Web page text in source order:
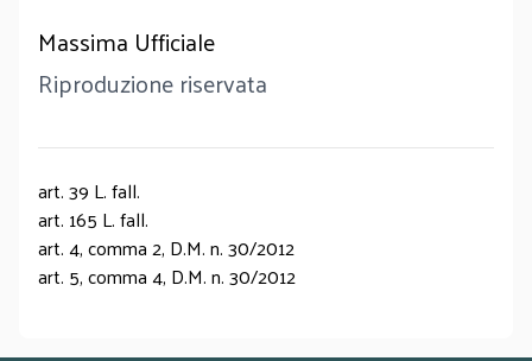
Massima Ufficiale
Riproduzione riservata
art. 39 L. fall.
art. 165 L. fall.
art. 4, comma 2, D.M. n. 30/2012
art. 5, comma 4, D.M. n. 30/2012